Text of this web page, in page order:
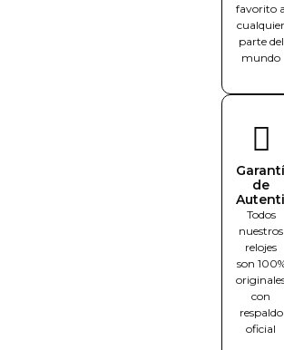
favorito a
cualquier
parte del
mundo
de
Todos
nuestros
relojes
son
con
respaldo
oficial